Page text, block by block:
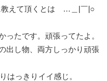
教えて頂くとは …＿|￣|○
ったです。頑張ってたよ。
出し物、両方しっかり頑張
はっきりイイ感じ。